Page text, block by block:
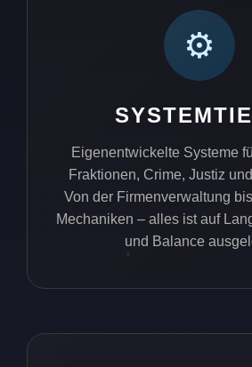
⚙️
Eigenentwickelte Systeme
Fraktionen, Crime, Justiz
Von der Firmenverwaltung
Mechaniken – alles ist auf
und Balance